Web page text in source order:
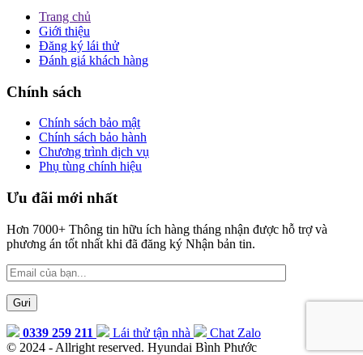
Trang chủ
Giới thiệu
Đăng ký lái thử
Đánh giá khách hàng
Chính sách
Chính sách bảo mật
Chính sách bảo hành
Chương trình dịch vụ
Phụ tùng chính hiệu
Ưu đãi mới nhất
Hơn 7000+ Thông tin hữu ích hàng tháng nhận được hỗ trợ và
phương án tốt nhất khi đã đăng ký Nhận bản tin.
0339 259 211 Lái thử tận nhà
Chat Zalo
© 2024 - Allright reserved. Hyundai Bình Phước